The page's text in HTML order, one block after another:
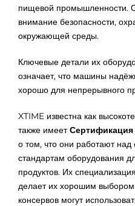
пищевой промышленности.
внимание безопасности,
окружающей среды.
Ключевые детали их
означает, что машины
хорошо для непрерывного
XTIME известна как
также имеетСертификация
о том, что они работают
стандартам оборудования
продуктов. Их
делает их хорошим
консервов могут